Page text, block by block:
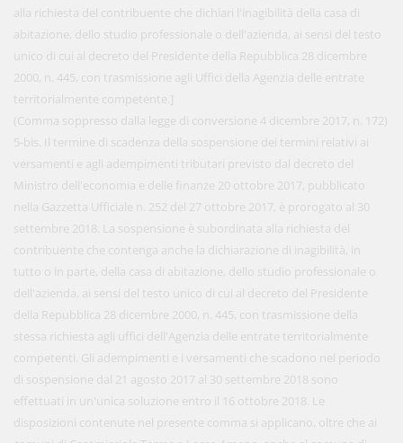
alla richiesta del contribuente che dichiari l'inagibilità della casa di
abitazione, dello studio professionale o dell'azienda, ai sensi del testo
unico di cui al decreto del Presidente della Repubblica 28 dicembre
2000, n. 445, con trasmissione agli Uffici della Agenzia delle entrate
territorialmente competente.]
(Comma soppresso dalla legge di conversione 4 dicembre 2017, n. 172)
5-bis. Il termine di scadenza della sospensione dei termini relativi ai
versamenti e agli adempimenti tributari previsto dal decreto del
Ministro dell'economia e delle finanze 20 ottobre 2017, pubblicato
nella Gazzetta Ufficiale n. 252 del 27 ottobre 2017, è prorogato al 30
settembre 2018. La sospensione è subordinata alla richiesta del
contribuente che contenga anche la dichiarazione di inagibilità, in
tutto o in parte, della casa di abitazione, dello studio professionale o
dell'azienda, ai sensi del testo unico di cui al decreto del Presidente
della Repubblica 28 dicembre 2000, n. 445, con trasmissione della
stessa richiesta agli uffici dell'Agenzia delle entrate territorialmente
competenti. Gli adempimenti e i versamenti che scadono nel periodo
di sospensione dal 21 agosto 2017 al 30 settembre 2018 sono
effettuati in un'unica soluzione entro il 16 ottobre 2018. Le
disposizioni contenute nel presente comma si applicano, oltre che ai